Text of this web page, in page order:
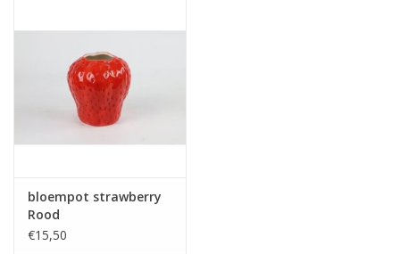
bloempot strawberry
Rood
€15,50